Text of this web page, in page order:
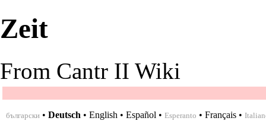
Zeit
From Cantr II Wiki
български • Deutsch • English • Español • Esperanto • Français •